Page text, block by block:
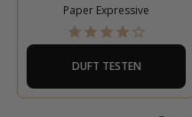
Paper Expressive
DUFT TESTEN